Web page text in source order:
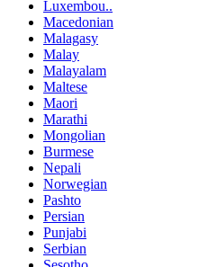
Luxembou..
Macedonian
Malagasy
Malay
Malayalam
Maltese
Maori
Marathi
Mongolian
Burmese
Nepali
Norwegian
Pashto
Persian
Punjabi
Serbian